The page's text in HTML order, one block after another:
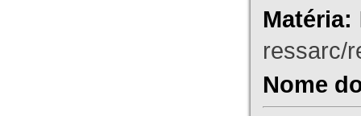
Matéria:
ressarc/
Nome